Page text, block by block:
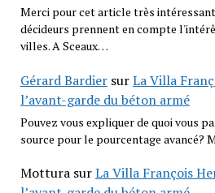
Merci pour cet article très
décideurs prennent en compte
villes. A Sceaux…
Gérard BardiersurLa Villa
l’avant-garde du béton armé
Pouvez vous expliquer de quoi vous
source pour le pourcentage avancé?
MotturasurLa Villa François